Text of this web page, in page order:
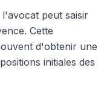
peut saisir
Cette
d'obtenir une
initiales des